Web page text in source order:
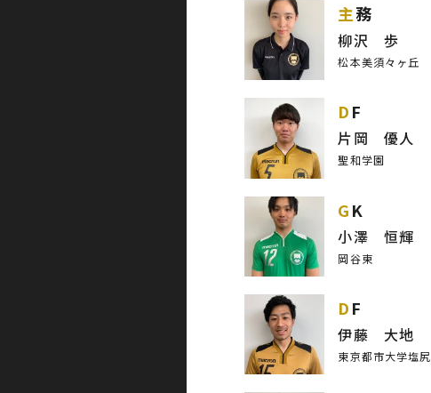
主務
柳沢 歩
松本美須々ヶ丘
DF
片岡 優人
聖和学園
GK
小澤 恒輝
岡谷東
DF
伊藤 大地
東京都市大学塩尻